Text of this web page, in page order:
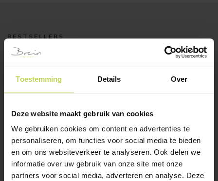
Toestemming Details Over
Deze website maakt gebruik van cookies
We gebruiken cookies om content en advertenties te
personaliseren, om functies voor social media te bieden
en om ons websiteverkeer te analyseren. Ook delen we
informatie over uw gebruik van onze site met onze
partners voor social media, adverteren en analyse. Deze
BESTSELLERS
Klanten bekeken ook
vitrinekast SEFRO
123cm incl. verlichting
vitrinekast SEFRO 66cm
incl. verlichting